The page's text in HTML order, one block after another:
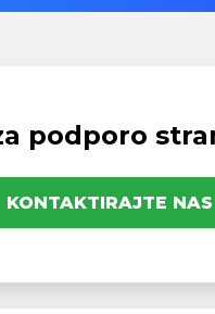
podporo
KONTAKTIRAJTE NAS